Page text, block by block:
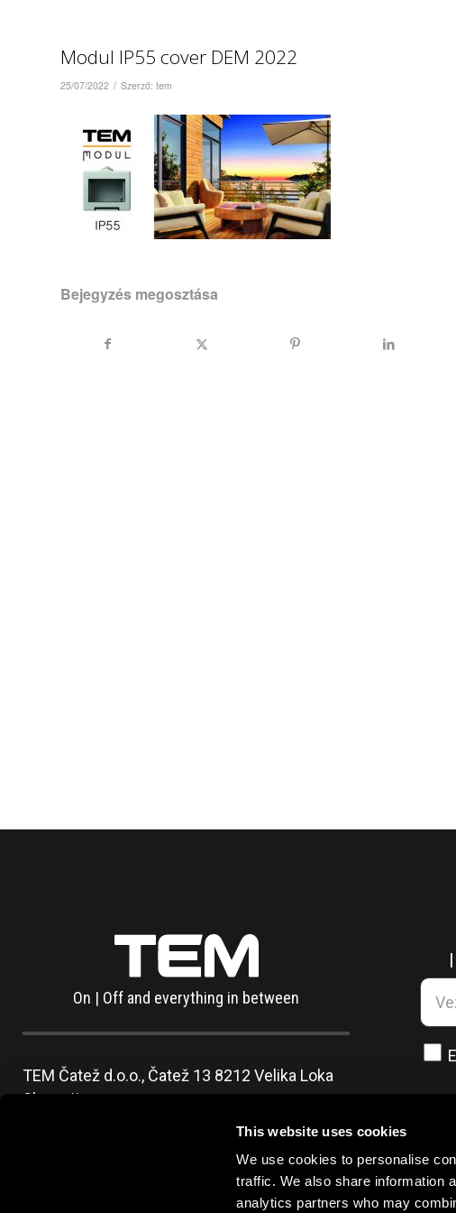
This website uses cookies
We use cookies to personalise
traffic. We also share information
analytics partners who may
Modul IP55 cover DEM 2022
25/07/2022 / Szerző:tem
Bejegyzés megosztása
On | Off and everything in between
TEM Čatež d.o.o., Čatež 13 8212 Velika Loka
Slovenija
info@tem.si